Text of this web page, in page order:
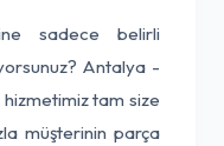
sadece belirli
Antalya -
hizmetimiz tam size
müşterinin parça